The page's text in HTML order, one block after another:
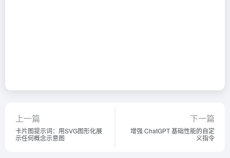
上一篇
卡片图提示词：用SVG图形化展
示任何概念示意图
下一篇
增强 ChatGPT 基础性能的自定
义指令